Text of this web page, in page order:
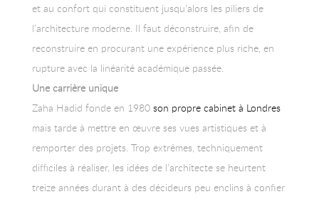
et au confort qui constituent jusqu’alors les piliers de
l’architecture moderne. Il faut déconstruire, afin de
reconstruire en procurant une expérience plus riche, en
rupture avec la linéarité académique passée.
Une carrière unique
Zaha Hadid fonde en 1980 son propre cabinet à Londres
mais tarde à mettre en œuvre ses vues artistiques et à
remporter des projets. Trop extrêmes, techniquement
difficiles à réaliser, les idées de l’architecte se heurtent
treize années durant à des décideurs peu enclins à confier